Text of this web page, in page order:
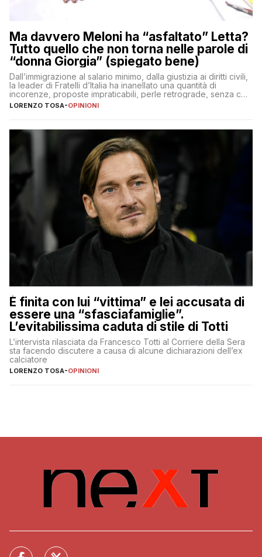
Ma davvero Meloni ha “asfaltato” Letta?
Tutto quello che non torna nelle parole di
“donna Giorgia” (spiegato bene)
Dall’immigrazione al salario minimo, dalla giustizia ai diritti civili,
la leader di Fratelli d’Italia ha inanellato una quantità di
incorenze, proposte impraticabili, perle retrograde, senza che
nessuno – a destra come a sinistra – glielo abbia fatto notare
LORENZO TOSA-OPINIONI
È finita con lui “vittima” e lei accusata di
essere una “sfasciafamiglie”.
L’evitabilissima caduta di stile di Totti
L’intervista rilasciata da Francesco Totti al Corriere della Sera
sta facendo discutere a causa di alcune dichiarazioni dell’ex
calciatore
LORENZO TOSA-OPINIONI